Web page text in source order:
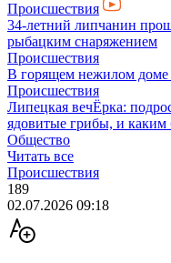
Происшествия
34-летний липчанин
рыбацким снаряжением
Происшествия
В горящем нежилом доме
Происшествия
Липецкая вечЁрка:
ядовитые грибы, и каким
Общество
Читать все
Происшествия
189
02.07.2026 09:18